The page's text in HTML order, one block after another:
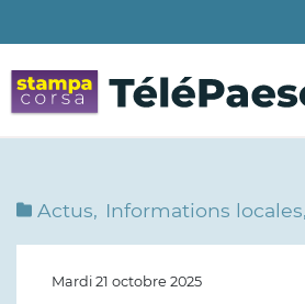
au
contenu
principal
Actus Informations locales
Mardi 21 octobre 2025